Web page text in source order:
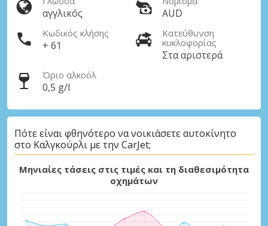
αγγλικός AUD
Κωδικός κλήσης
+ 61
Κατεύθυνση
κυκλοφορίας
Στα αριστερά
Όριο αλκοόλ
0,5 g/l
Πότε είναι φθηνότερο να νοικιάσετε αυτοκίνητο
στο Καλγκούρλι με την CarJet;
Μηνιαίες τάσεις στις τιμές και τη διαθεσιμότητα
οχημάτων